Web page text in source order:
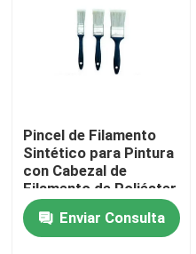
Contacto
noticias
Todos los casos
Cepillo de pintura de casa
Pincel de Filamento
Sintético para Pintura
con Cabezal de
Filamento de Poliéster
Hueco y Color de
Cerdas Blancas
Diseñado para una
Enviar Consulta